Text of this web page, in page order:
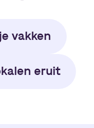
vakken
eruit